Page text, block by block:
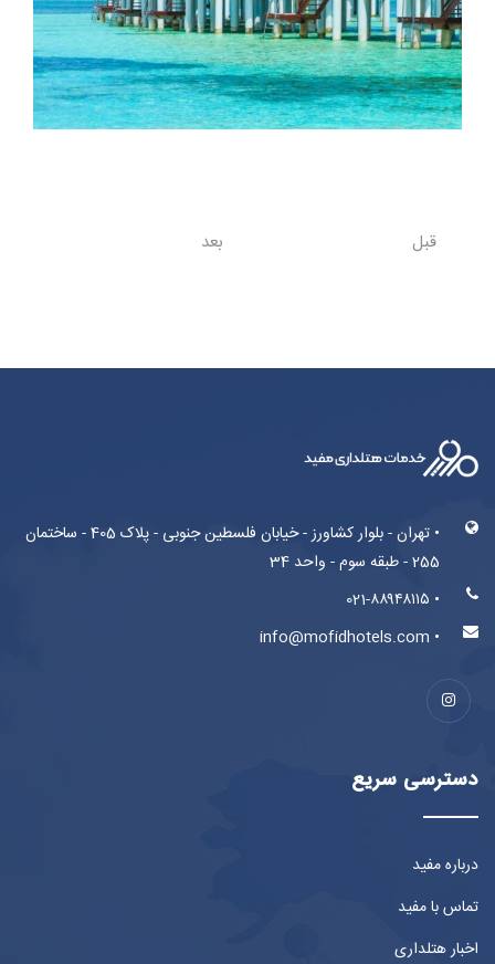
قبل بعد
• تهران - بلوار کشاورز - خیابان فلسطین جنوبی - پلاک 405 - ساختمان
255 - طبقه سوم - واحد 34
• 021-۸۸۹۴۸۱۱۵
• info@mofidhotels.com
دسترسی سریع
درباره مفید
تماس با مفید
اخبار هتلداری